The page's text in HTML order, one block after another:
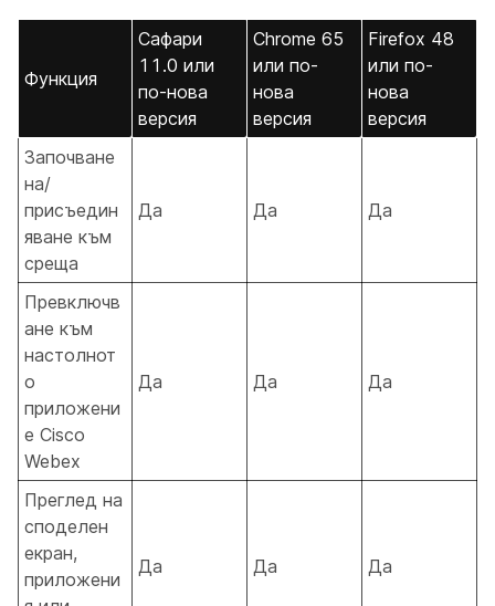
Функция
Сафари
11.0 или
по-нова
версия
Chrome 65
или по-
нова
версия
Firefox 48
или по-
нова
версия
Започване
на/
присъедин
яване към
среща
Да Да Да
Превключв
ане към
настолнот
о
приложени
е Cisco
Webex
Да Да Да
Преглед на
споделен
екран,
приложени
Да Да Да